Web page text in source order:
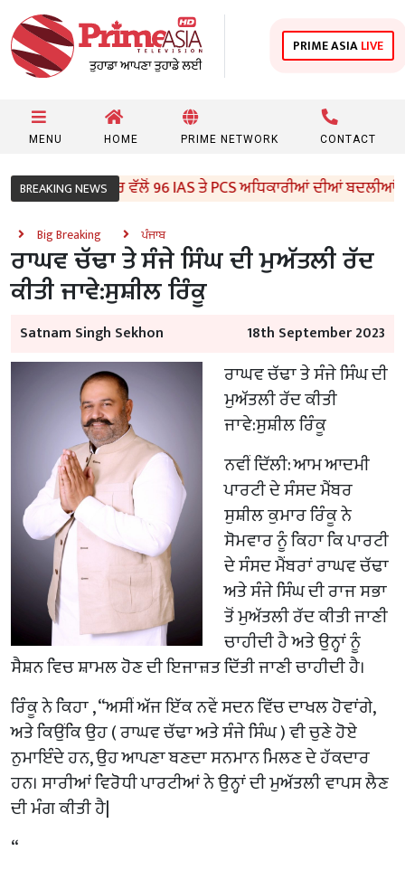
PRIME ASIALIVE
MENU HOME PRIME NETWORK CONTACT
BREAKING NEWS
ਪੰਜਾਬ ਸਰਕਾਰ ਵੱਲੋਂ 96 IAS ਤੇ PCS ਅਧਿਕਾਰੀਆਂ ਦੀਆਂ ਬਦਲੀਆਂ
Big Breaking ਪੰਜਾਬ
ਰਾਘਵ ਚੱਢਾ ਤੇ ਸੰਜੇ ਸਿੰਘ ਦੀ ਮੁਅੱਤਲੀ ਰੱਦ
ਕੀਤੀ ਜਾਵੇ:ਸੁਸ਼ੀਲ ਰਿੰਕੂ
Satnam Singh Sekhon 18th September 2023
ਰਾਘਵ ਚੱਢਾ ਤੇ ਸੰਜੇ ਸਿੰਘ ਦੀ
ਮੁਅੱਤਲੀ ਰੱਦ ਕੀਤੀ
ਜਾਵੇ:ਸੁਸ਼ੀਲ ਰਿੰਕੂ
ਨਵੀਂ ਦਿੱਲੀ: ਆਮ ਆਦਮੀ
ਪਾਰਟੀ ਦੇ ਸੰਸਦ ਮੈਂਬਰ
ਸੁਸ਼ੀਲ ਕੁਮਾਰ ਰਿੰਕੂ ਨੇ
ਸੋਮਵਾਰ ਨੂੰ ਕਿਹਾ ਕਿ ਪਾਰਟੀ
ਦੇ ਸੰਸਦ ਮੈਂਬਰਾਂ ਰਾਘਵ ਚੱਢਾ
ਅਤੇ ਸੰਜੇ ਸਿੰਘ ਦੀ ਰਾਜ ਸਭਾ
ਤੋਂ ਮੁਅੱਤਲੀ ਰੱਦ ਕੀਤੀ ਜਾਣੀ
ਚਾਹੀਦੀ ਹੈ ਅਤੇ ਉਨ੍ਹਾਂ ਨੂੰ
ਸੈਸ਼ਨ ਵਿਚ ਸ਼ਾਮਲ ਹੋਣ ਦੀ ਇਜਾਜ਼ਤ ਦਿੱਤੀ ਜਾਣੀ ਚਾਹੀਦੀ ਹੈ।
ਰਿੰਕੂ ਨੇ ਕਿਹਾ , “ਅਸੀਂ ਅੱਜ ਇੱਕ ਨਵੇਂ ਸਦਨ ਵਿੱਚ ਦਾਖਲ ਹੋਵਾਂਗੇ,
ਅਤੇ ਕਿਉਂਕਿ ਉਹ ( ਰਾਘਵ ਚੱਢਾ ਅਤੇ ਸੰਜੇ ਸਿੰਘ ) ਵੀ ਚੁਣੇ ਹੋਏ
ਨੁਮਾਇੰਦੇ ਹਨ, ਉਹ ਆਪਣਾ ਬਣਦਾ ਸਨਮਾਨ ਮਿਲਣ ਦੇ ਹੱਕਦਾਰ
ਹਨ। ਸਾਰੀਆਂ ਵਿਰੋਧੀ ਪਾਰਟੀਆਂ ਨੇ ਉਨ੍ਹਾਂ ਦੀ ਮੁਅੱਤਲੀ ਵਾਪਸ ਲੈਣ
ਦੀ ਮੰਗ ਕੀਤੀ ਹੈ|
“